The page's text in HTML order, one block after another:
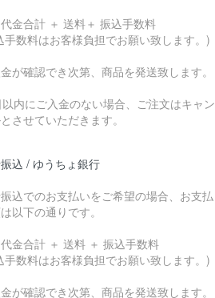
金合計 ＋ 送料＋ 振込手数料
手数料はお客様負担でお願い致します。)
が確認でき次第、商品を発送致します。
内にご入金のない場合、ご注文はキャン
させていただきます。
込 / ゆうちょ銀行
込でのお支払いをご希望の場合、お支払
以下の通りです。
金合計 ＋ 送料 ＋ 振込手数料
手数料はお客様負担でお願い致します。)
が確認でき次第、商品を発送致します。